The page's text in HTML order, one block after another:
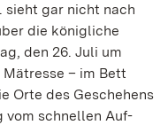
sieht gar nicht nach
die königliche
den 26. Juli um
Mätresse – im Bett
Orte des Geschehens
vom schnellen Auf-